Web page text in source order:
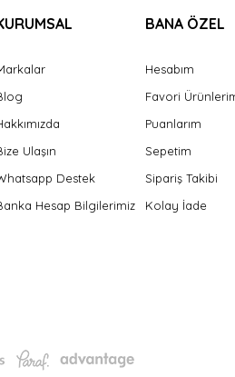
Ulaşın
Destek
Hesap Bilgilerimiz
BANA ÖZEL
Hesabım
Favori
Puanlarım
Sepetim
Sipariş Takibi
Kolay İade